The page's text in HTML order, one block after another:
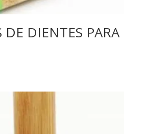
DE DIENTES PARA